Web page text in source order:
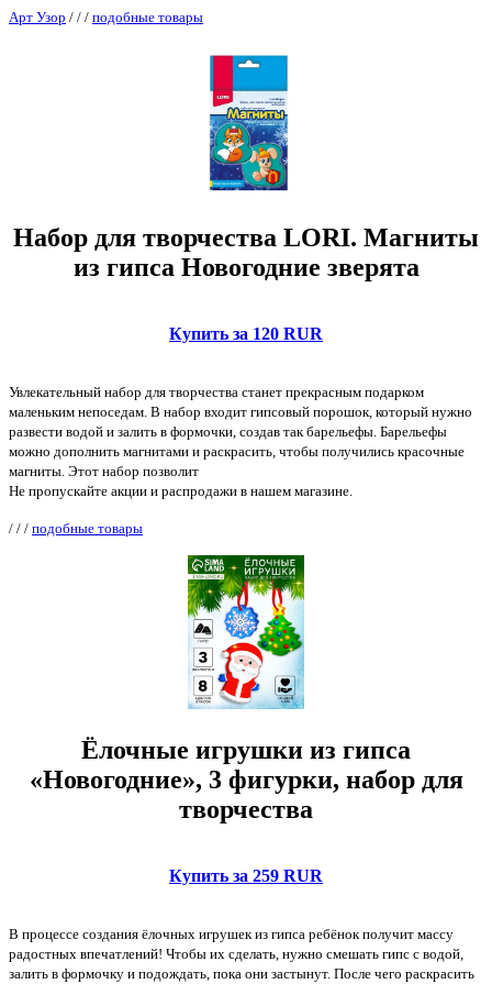
Арт Узор / / / подобные товары
Набор для творчества LORI. Магниты
из гипса Новогодние зверята
Купить за 120 RUR
Увлекательный набор для творчества станет прекрасным подарком
маленьким непоседам. В набор входит гипсовый порошок, который нужно
развести водой и залить в формочки, создав так барельефы. Барельефы
можно дополнить магнитами и раскрасить, чтобы получились красочные
магниты. Этот набор позволит
Не пропускайте акции и распродажи в нашем магазине.
/ / / подобные товары
Ёлочные игрушки из гипса
«Новогодние», 3 фигурки, набор для
творчества
Купить за 259 RUR
В процессе создания ёлочных игрушек из гипса ребёнок получит массу
радостных впечатлений! Чтобы их сделать, нужно смешать гипс с водой,
залить в формочку и подождать, пока они застынут. После чего раскрасить